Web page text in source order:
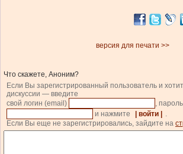
версия для печати >>
Что скажете, Аноним?
Если Вы зарегистрированный пользователь и
дискуссии — введите
свой логин (email)
, пароль
и нажмите
| войти |
.
Если Вы еще не зарегистрировались, зайдите на